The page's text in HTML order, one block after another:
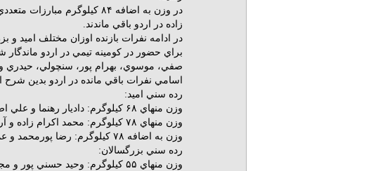
در وزن به اضافه ۸۴ كيلوگرم
زاده در اردو باقي ماندند.
در ادامه نفرات بازنده اوزان مختلف اميد
براي حضور در كومينه تيمي در اردو ماندگار
صفي، موسوي، بهرام پور، سنچولي، حيدري
اسامي نفرات باقي مانده در اردو بدين
رده سني اميد:
وزن منهاي ۶۸ كيلوگرم: داديار رهنما و علي اصغر آسيابري(دراين وزن علي گشني خط خورد)
وزن منهاي ۷۸ كيلوگرم: محمد اكرام زاده و آروين باقري(در اين وزن امير آزادي خط خورد)
وزن به اضافه ۷۸ كيلوگرم: رضا پورمحمد و عماد مژدهي(در اين وزن ايمان سنچولي خط خورد)
رده سني بزرگسالان:
وزن منهاي ۵۵ كيلوگرم: وحيد حسني پور و مجيد حسن نيا